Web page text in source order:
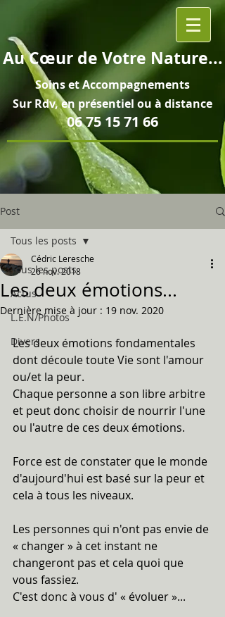
AuCœurde Votre Nature...
Soins etAccompagnements
Sur Rdv, en présentiel ou à distance
06 75 15 71 66
Post
Tous les posts
Actus
L.E.N/Photos
Divers
Tous les posts
Les deux émotions...
Cédric Leresche
26 nov. 2018
Dernière mise à jour : 19 nov. 2020
Les deux émotions fondamentales
dont découle toute Vie sont l'amour
ou/et la peur.
Chaque personne a son libre arbitre
et peut donc choisir de nourrir l'une
ou l'autre de ces deux émotions.
Force est de constater que le monde
d'aujourd'hui est basé sur la peur et
cela à tous les niveaux.
Les personnes qui n'ont pas envie de
« changer » à cet instant ne
changeront pas et cela quoi que
vous fassiez.
C'est donc à vous d' « évoluer »...